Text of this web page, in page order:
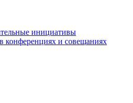
инициативы
конференциях и совещаниях